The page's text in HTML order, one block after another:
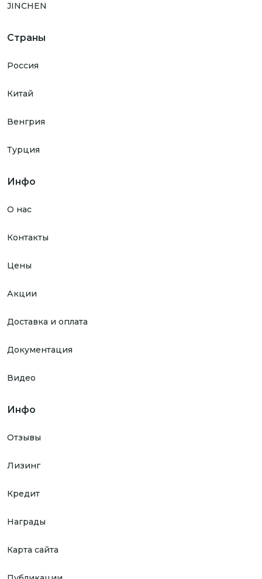
JINCHEN
Страны
Россия
Китай
Венгрия
Турция
Инфо
О нас
Контакты
Цены
Акции
Доставка и оплата
Документация
Видео
Инфо
Отзывы
Лизинг
Кредит
Награды
Карта сайта